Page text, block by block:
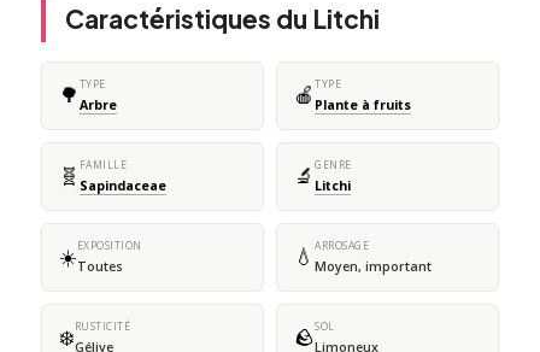
Caractéristiques du Litchi
🌳 TYPE
Arbre 🍎 TYPE
Plante à fruits
🧬 FAMILLE
Sapindaceae 🔬 GENRE
Litchi
☀️EXPOSITION
Toutes 💧 ARROSAGE
Moyen, important
❄️RUSTICITÉ
Gélive 🪨SOL
Limoneux